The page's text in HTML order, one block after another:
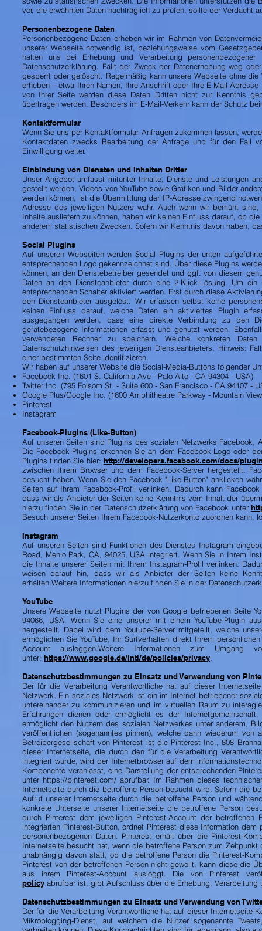
vor, die erwähnten Daten nachträglich zu prüfen, sollte der Verdacht
Personenbezogene Daten
Personenbezogene Daten erheben wir im Rahmen von
unserer Webseite notwendig ist, beziehungsweise vom
halten uns bei Erhebung und Verarbeitung
Datenschutzerklärung. Fällt der Zweck der Datenerhebung weg
gesperrt oder gelöscht. Regelmäßig kann unsere Webseite ohne
erheben – etwa Ihren Namen, Ihre Anschrift oder Ihre E-Mail-
von Ihrer Seite werden diese Daten Dritten nicht zur Kenntnis
übertragen werden. Besonders im E-Mail-Verkehr kann der Schutz
Kontaktformular
Wenn Sie uns per Kontaktformular Anfragen zukommen lassen,
Kontaktdaten zwecks Bearbeitung der Anfrage und für den Fall
Einwilligung weiter.
Einbindung von Diensten und Inhalten Dritter
Unser Angebot umfasst mitunter Inhalte, Dienste und Leistungen
gestellt werden, Videos von YouTube sowie Grafiken und Bilder
werden können, ist die Übermittlung der IP-Adresse zwingend
Adresse des jeweiligen Nutzers wahr. Auch wenn wir bemüht
Inhalte ausliefern zu können, haben wir keinen Einfluss darauf, ob
anderem statistischen Zwecken. Sofern wir Kenntnis davon haben,
Social Plugins
Auf unseren Webseiten werden Social Plugins der unten
entsprechenden Logo gekennzeichnet sind. Über diese Plugins
können, an den Dienstebetreiber gesendet und ggf. von diesem
Daten an den Diensteanbieter durch eine 2-Klick-Lösung. Um
entsprechenden Schalter aktiviert werden. Erst durch diese
den Diensteanbieter ausgelöst. Wir erfassen selbst keine
keinen Einfluss darauf, welche Daten ein aktiviertes Plugin
ausgegangen werden, dass eine direkte Verbindung zu den
gerätebezogene Informationen erfasst und genutzt werden.
verwendeten Rechner zu speichern. Welche konkreten
Datenschutzhinweisen des jeweiligen Diensteanbieters. Hinweis:
einer bestimmten Seite identifizieren.
Wir haben auf unserer Website die Social-Media-Buttons folgender
Facebook Inc. (1601 S. California Ave - Palo Alto - CA 94304 - USA)
Twitter Inc. (795 Folsom St. - Suite 600 - San Francisco - CA 94107 -
Google Plus/Google Inc. (1600 Amphitheatre Parkway - Mountain
Pinterest
Instagram
Facebook-Plugins (Like-Button)
Auf unseren Seiten sind Plugins des sozialen Netzwerks Facebook,
Die Facebook-Plugins erkennen Sie an dem Facebook-Logo oder
Plugins finden Sie hier: http://developers.facebook.com/docs/
zwischen Ihrem Browser und dem Facebook-Server hergestellt.
besucht haben. Wenn Sie den Facebook "Like-Button" anklicken
Seiten auf Ihrem Facebook-Profil verlinken. Dadurch kann
dass wir als Anbieter der Seiten keine Kenntnis vom Inhalt der
hierzu finden Sie in der Datenschutzerklärung von Facebook unter
Besuch unserer Seiten Ihrem Facebook-Nutzerkonto zuordnen
Instagram
Auf unseren Seiten sind Funktionen des Dienstes Instagram
Road, Menlo Park, CA, 94025, USA integriert. Wenn Sie in Ihrem
die Inhalte unserer Seiten mit Ihrem Instagram-Profil verlinken.
weisen darauf hin, dass wir als Anbieter der Seiten keine
erhalten.Weitere Informationen hierzu finden Sie in der
YouTube
Unsere Webseite nutzt Plugins der von Google betriebenen Seite
94066, USA. Wenn Sie eine unserer mit einem YouTube-Plugin
hergestellt. Dabei wird dem Youtube-Server mitgeteilt, welche
ermöglichen Sie YouTube, Ihr Surfverhalten direkt Ihrem
Account ausloggen.Weitere Informationen zum
unter: https://www.google.de/intl/de/policies/privacy
Datenschutzbestimmungen zu Einsatz und Verwendung von
Der für die Verarbeitung Verantwortliche hat auf dieser
Netzwerk. Ein soziales Netzwerk ist ein im Internet betriebener
untereinander zu kommunizieren und im virtuellen Raum zu
Erfahrungen dienen oder ermöglicht es der
ermöglicht den Nutzern des sozialen Netzwerkes unter anderem,
veröffentlichen (sogenanntes pinnen), welche dann wiederum
Betreibergesellschaft von Pinterest ist die Pinterest Inc., 808
dieser Internetseite, die durch den für die Verarbeitung
integriert wurde, wird der Internetbrowser auf dem
Komponente veranlasst, eine Darstellung der entsprechenden
unter https://pinterest.com/ abrufbar. Im Rahmen dieses
Internetseite durch die betroffene Person besucht wird. Sofern die
Aufruf unserer Internetseite durch die betroffene Person und
konkrete Unterseite unserer Internetseite die betroffene Person
durch Pinterest dem jeweiligen Pinterest-Account der
integrierten Pinterest-Button, ordnet Pinterest diese Information
personenbezogenen Daten. Pinterest erhält über die Pinterest-
Internetseite besucht hat, wenn die betroffene Person zum
unabhängig davon statt, ob die betroffene Person die Pinterest-
Pinterest von der betroffenen Person nicht gewollt, kann diese die
aus ihrem Pinterest-Account ausloggt. Die von Pinterest
policy abrufbar ist, gibt Aufschluss über die Erhebung,
Datenschutzbestimmungen zu Einsatz und Verwendung von
Der für die Verarbeitung Verantwortliche hat auf dieser Internetseite
Mikroblogging-Dienst, auf welchem die Nutzer sogenannte